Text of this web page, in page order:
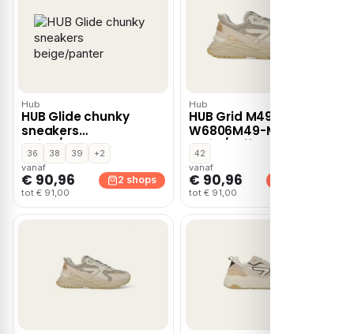
Hub
HUB Glide chunky
sneakers
beige/panter
36 38 39
+2
vanaf
€ 90,96
tot € 91,00
2 shops
Hub
HUB Grid M49
W6806M49-M23-C91
Bruin / Off White
42
vanaf
€ 90,96
tot € 91,00